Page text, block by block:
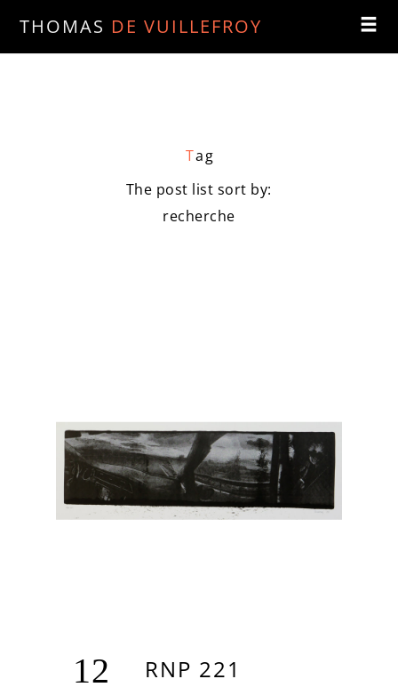
THOMAS DE VUILLEFROY
Tag
The post list sort by:
recherche
12 RNP 221